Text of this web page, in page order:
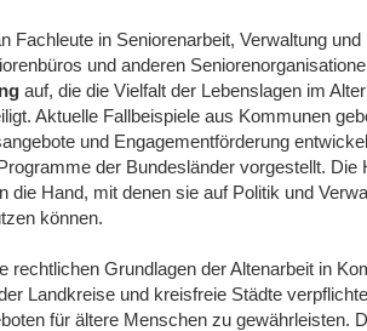
Fachleute in Seniorenarbeit, Verwaltung
und anderen
auf, die die Vielfalt der Lebenslagen im
Aktuelle Fallbeispiele aus Kommunen
und Engagementförderung
der Bundesländer vorgestellt. Die
die Hand, mit denen sie auf Politik und
können.
rechtlichen Grundlagen der Altenarbeit in
Landkreise und kreisfreie Städte
für ältere Menschen zu gewährleisten.